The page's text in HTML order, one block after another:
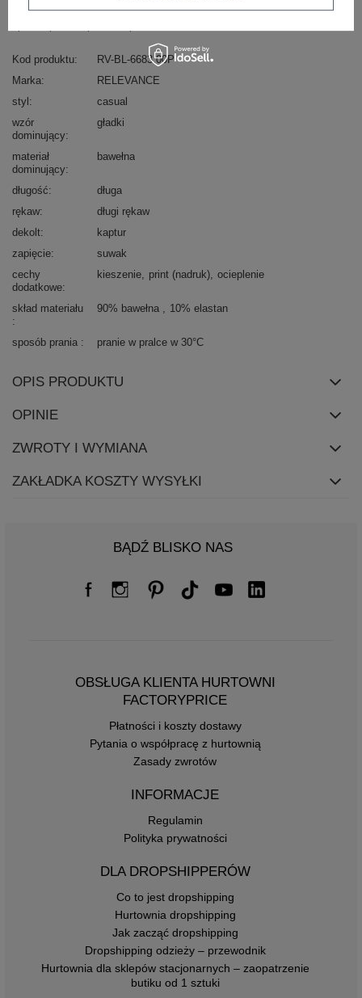
skład materiału : 90% bawełna , 10% elastan
Kod produktu
RV-BL-6683.00P
Marka
RELEVANCE
styl
casual
wzór
dominujący
gładki
materiał
dominujący
bawełna
długość
długa
rękaw
długi rękaw
dekolt
kaptur
zapięcie
suwak
cechy
dodatkowe
kieszenie print (nadruk) ocieplenie
skład materiału 90% bawełna 10% elastan
sposób prania pranie w pralce w 30°C
OPIS PRODUKTU
OPINIE
ZWROTY I WYMIANA
ZAKŁADKA KOSZTY WYSYŁKI
BĄDŹ BLISKO NAS
OBSŁUGA KLIENTA HURTOWNI
FACTORYPRICE
Płatności i koszty dostawy
Pytania o współpracę z hurtownią
Zasady zwrotów
INFORMACJE
Regulamin
Polityka prywatności
DLA DROPSHIPPERÓW
Co to jest dropshipping
Hurtownia dropshipping
Jak zacząć dropshipping
Dropshipping odzieży – przewodnik
Hurtownia dla sklepów stacjonarnych – zaopatrzenie
butiku od 1 sztuki